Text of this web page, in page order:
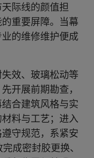
曾面临幕墙密封失
承接任务后，先开
微损伤；再结合建
用适配的材料与工
严格遵守规范，
墙重归稳固与美
际线的颜值担
重要屏障。当幕
的维修维护便成
效、玻璃松动等
开展前期勘查，
合建筑风格与实
料与工艺；进入
守规范，系紧安
成密封胶更换、